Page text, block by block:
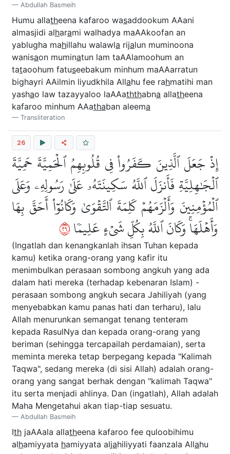
Abdullah Basmeih
Humu allatheena kafaroo wasaddookum AAani
almasjidi alharami walhadya maAAkoofan an
yablugha mahillahu walawla rijalun muminoona
wanisaon muminatun lam taAAlamoohum an
tataoohum fatuseebakum minhum maAAarratun
bighayri AAilmin liyudkhila Allahu fee rahmatihi man
yashao law tazayyaloo laAAaththabna allatheena
kafaroo minhum AAathaban aleema
Transliteration
26
إِذۡ جَعَلَ ٱلَّذِينَ كَفَرُواْ فِي قُلُوبِهِمُ ٱلۡحَمِيَّةَ حَمِيَّةَ
ٱلۡجَٰهِلِيَّةِ فَأَنزَلَ ٱللَّهُ سَكِينَتَهُۥ عَلَىٰ رَسُولِهِۦ وَعَلَى
ٱلۡمُؤۡمِنِينَ وَأَلۡزَمَهُمۡ كَلِمَةَ ٱلتَّقۡوَىٰ وَكَانُوٓاْ أَحَقَّ بِهَا
وَأَهۡلَهَاۚ وَكَانَ ٱللَّهُ بِكُلِّ شَيۡءٍ عَلِيمٗا٦٢
(Ingatlah dan kenangkanlah ihsan Tuhan kepada
kamu) ketika orang-orang yang kafir itu
menimbulkan perasaan sombong angkuh yang ada
dalam hati mereka (terhadap kebenaran Islam) -
perasaan sombong angkuh secara Jahiliyah (yang
menyebabkan kamu panas hati dan terharu), lalu
Allah menurunkan semangat tenang tenteram
kepada RasulNya dan kepada orang-orang yang
beriman (sehingga tercapailah perdamaian), serta
meminta mereka tetap berpegang kepada "Kalimah
Taqwa", sedang mereka (di sisi Allah) adalah orang-
orang yang sangat berhak dengan "kalimah Taqwa"
itu serta menjadi ahlinya. Dan (ingatlah), Allah adalah
Maha Mengetahui akan tiap-tiap sesuatu.
Abdullah Basmeih
Ith jaAAala allatheena kafaroo fee quloobihimu
alhamiyyata hamiyyata aljahiliyyati faanzala Allahu